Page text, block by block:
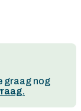
graag nog